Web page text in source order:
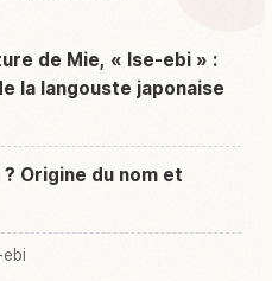
Ise Shi↗
de Mie, « Ise-ebi » :
la langouste japonaise
Origine du nom et